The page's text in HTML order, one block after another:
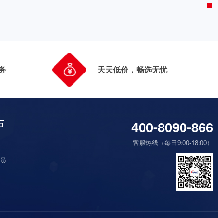
天天低价，畅选无忧
400-8090-866
客服热线（每日9:00-18:00）